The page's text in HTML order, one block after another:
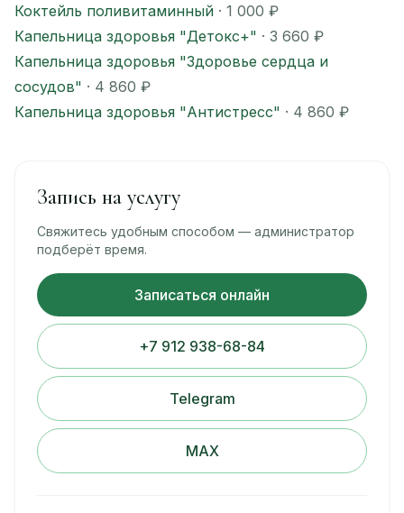
Коктейль поливитаминный · 1 000 ₽
Капельница здоровья "Детокс+" · 3 660 ₽
Капельница здоровья "Здоровье сердца и
сосудов" · 4 860 ₽
Капельница здоровья "Антистресс" · 4 860 ₽
Запись на услугу
Свяжитесь удобным способом — администратор
подберёт время.
Записаться онлайн
+7 912 938-68-84
Telegram
MAX